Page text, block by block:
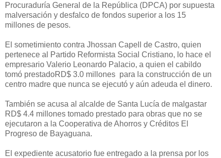
Procuraduría General de la República (DPCA) por supuesta
malversación y desfalco de fondos superior a los 15
millones de pesos.
El sometimiento contra Jhossan Capell de Castro, quien
pertenece al Partido Reformista Social Cristiano, lo hace el
empresario Valerio Leonardo Palacio, a quien el cabildo
tomó prestadoRD$ 3.0 millones para la construcción de un
centro madre que nunca se ejecutó y aún adeuda el dinero.
También se acusa al alcalde de Santa Lucía de malgastar
RD$ 4.4 millones tomado prestado para obras que no se
ejecutaron a la Cooperativa de Ahorros y Créditos El
Progreso de Bayaguana.
El expediente acusatorio fue entregado a la prensa por los